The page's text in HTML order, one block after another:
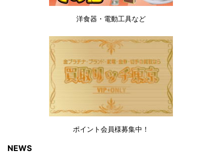
洋食器・電動工具など
ポイント会員様募集中！
NEWS